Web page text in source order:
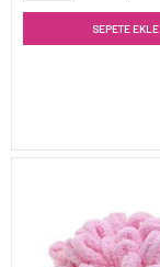
SEPETE EKLE